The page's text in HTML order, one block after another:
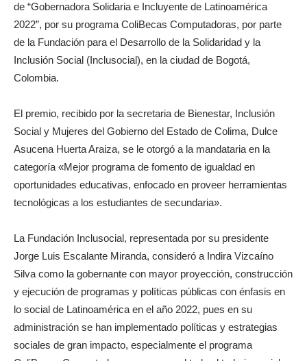
de “Gobernadora Solidaria e Incluyente de Latinoamérica
2022”, por su programa ColiBecas Computadoras, por parte
de la Fundación para el Desarrollo de la Solidaridad y la
Inclusión Social (Inclusocial), en la ciudad de Bogotá,
Colombia.
El premio, recibido por la secretaria de Bienestar, Inclusión
Social y Mujeres del Gobierno del Estado de Colima, Dulce
Asucena Huerta Araiza, se le otorgó a la mandataria en la
categoría «Mejor programa de fomento de igualdad en
oportunidades educativas, enfocado en proveer herramientas
tecnológicas a los estudiantes de secundaria».
La Fundación Inclusocial, representada por su presidente
Jorge Luis Escalante Miranda, consideró a Indira Vizcaíno
Silva como la gobernante con mayor proyección, construcción
y ejecución de programas y políticas públicas con énfasis en
lo social de Latinoamérica en el año 2022, pues en su
administración se han implementado políticas y estrategias
sociales de gran impacto, especialmente el programa